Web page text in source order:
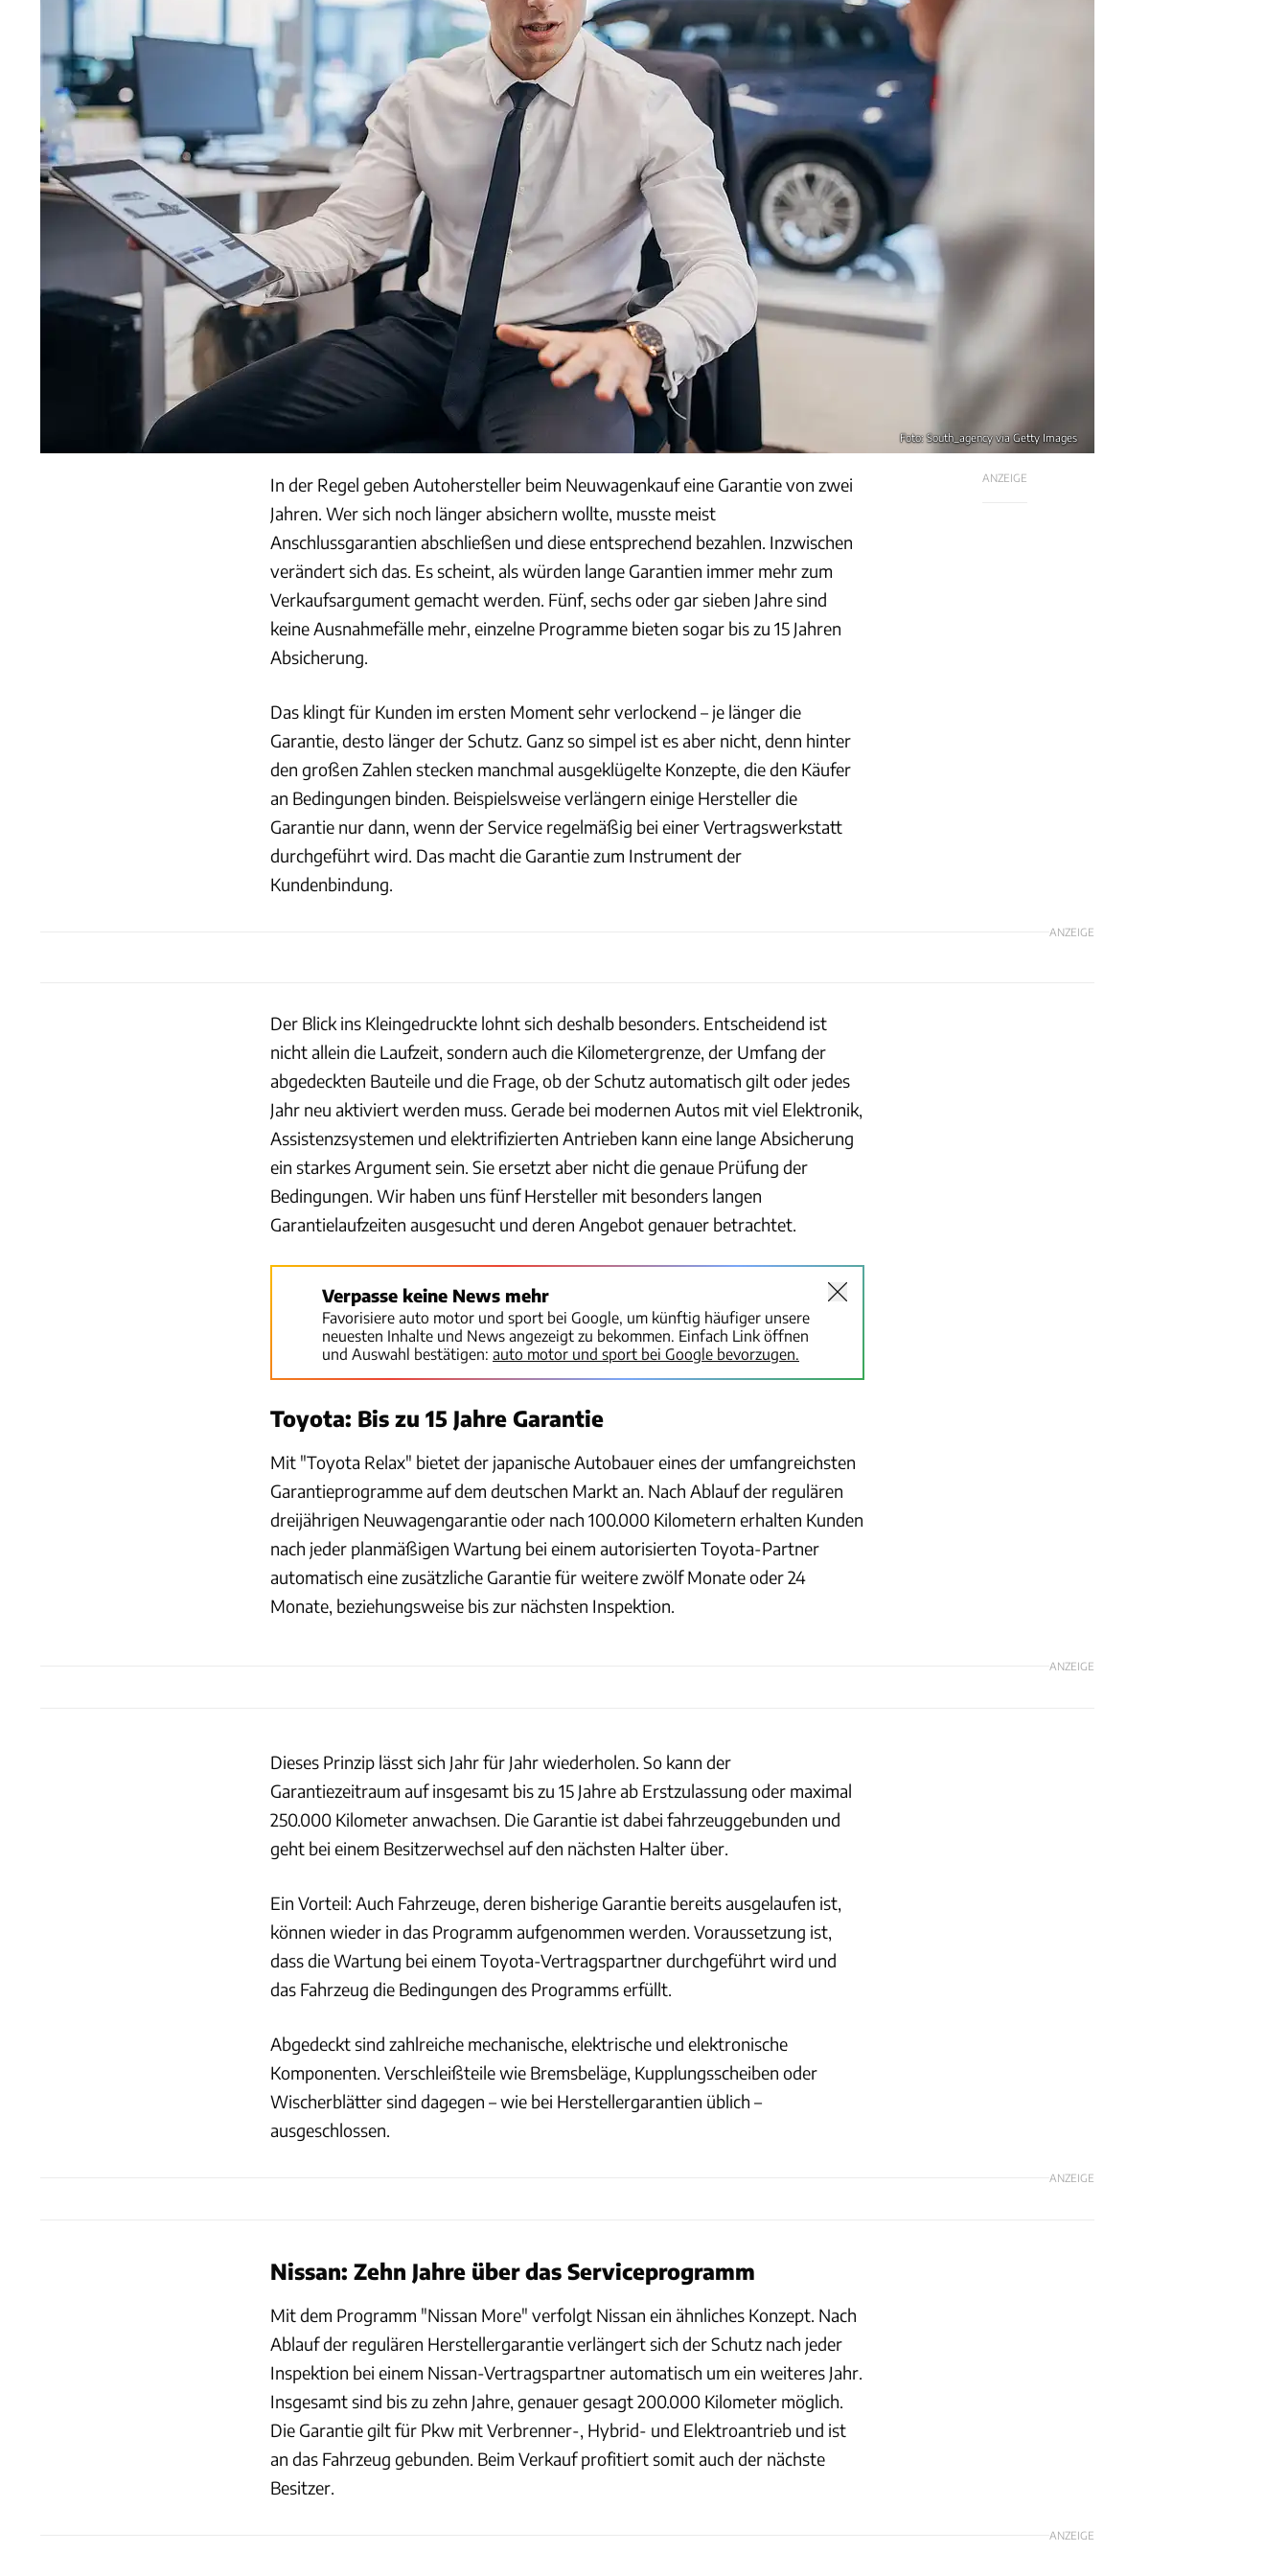
Foto: South_agency via Getty Images
ANZEIGE
In der Regel geben Autohersteller beim Neuwagenkauf eine Garantie von zwei
Jahren. Wer sich noch länger absichern wollte, musste meist
Anschlussgarantien abschließen und diese entsprechend bezahlen. Inzwischen
verändert sich das. Es scheint, als würden lange Garantien immer mehr zum
Verkaufsargument gemacht werden. Fünf, sechs oder gar sieben Jahre sind
keine Ausnahmefälle mehr, einzelne Programme bieten sogar bis zu 15 Jahren
Absicherung.
Das klingt für Kunden im ersten Moment sehr verlockend – je länger die
Garantie, desto länger der Schutz. Ganz so simpel ist es aber nicht, denn hinter
den großen Zahlen stecken manchmal ausgeklügelte Konzepte, die den Käufer
an Bedingungen binden. Beispielsweise verlängern einige Hersteller die
Garantie nur dann, wenn der Service regelmäßig bei einer Vertragswerkstatt
durchgeführt wird. Das macht die Garantie zum Instrument der
Kundenbindung.
ANZEIGE
Der Blick ins Kleingedruckte lohnt sich deshalb besonders. Entscheidend ist
nicht allein die Laufzeit, sondern auch die Kilometergrenze, der Umfang der
abgedeckten Bauteile und die Frage, ob der Schutz automatisch gilt oder jedes
Jahr neu aktiviert werden muss. Gerade bei modernen Autos mit viel Elektronik,
Assistenzsystemen und elektrifizierten Antrieben kann eine lange Absicherung
ein starkes Argument sein. Sie ersetzt aber nicht die genaue Prüfung der
Bedingungen. Wir haben uns fünf Hersteller mit besonders langen
Garantielaufzeiten ausgesucht und deren Angebot genauer betrachtet.
Verpasse keine News mehr
Favorisiere auto motor und sport bei Google, um künftig häufiger unsere
neuesten Inhalte und News angezeigt zu bekommen. Einfach Link öffnen
und Auswahl bestätigen: auto motor und sport bei Google bevorzugen.
Toyota: Bis zu 15 Jahre Garantie
Mit "Toyota Relax" bietet der japanische Autobauer eines der umfangreichsten
Garantieprogramme auf dem deutschen Markt an. Nach Ablauf der regulären
dreijährigen Neuwagengarantie oder nach 100.000 Kilometern erhalten Kunden
nach jeder planmäßigen Wartung bei einem autorisierten Toyota-Partner
automatisch eine zusätzliche Garantie für weitere zwölf Monate oder 24
Monate, beziehungsweise bis zur nächsten Inspektion.
ANZEIGE
Dieses Prinzip lässt sich Jahr für Jahr wiederholen. So kann der
Garantiezeitraum auf insgesamt bis zu 15 Jahre ab Erstzulassung oder maximal
250.000 Kilometer anwachsen. Die Garantie ist dabei fahrzeuggebunden und
geht bei einem Besitzerwechsel auf den nächsten Halter über.
Ein Vorteil: Auch Fahrzeuge, deren bisherige Garantie bereits ausgelaufen ist,
können wieder in das Programm aufgenommen werden. Voraussetzung ist,
dass die Wartung bei einem Toyota-Vertragspartner durchgeführt wird und
das Fahrzeug die Bedingungen des Programms erfüllt.
Abgedeckt sind zahlreiche mechanische, elektrische und elektronische
Komponenten. Verschleißteile wie Bremsbeläge, Kupplungsscheiben oder
Wischerblätter sind dagegen – wie bei Herstellergarantien üblich –
ausgeschlossen.
ANZEIGE
Nissan: Zehn Jahre über das Serviceprogramm
Mit dem Programm "Nissan More" verfolgt Nissan ein ähnliches Konzept. Nach
Ablauf der regulären Herstellergarantie verlängert sich der Schutz nach jeder
Inspektion bei einem Nissan-Vertragspartner automatisch um ein weiteres Jahr.
Insgesamt sind bis zu zehn Jahre, genauer gesagt 200.000 Kilometer möglich.
Die Garantie gilt für Pkw mit Verbrenner-, Hybrid- und Elektroantrieb und ist
an das Fahrzeug gebunden. Beim Verkauf profitiert somit auch der nächste
Besitzer.
ANZEIGE